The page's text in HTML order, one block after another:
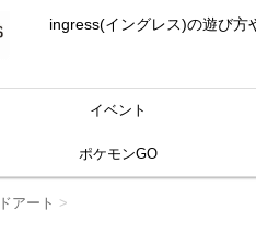
ingress(イングレス)の遊び方
イベント
ポケモンGO
アート >